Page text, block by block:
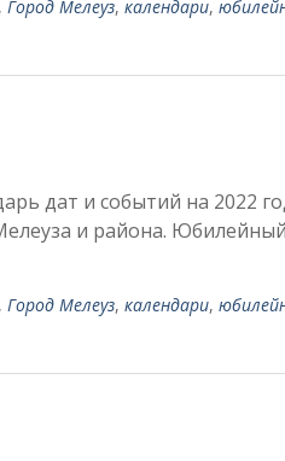
, Город Мелеуз, календари,
дат и событий на 2022
и района. Юбилейный
, Город Мелеуз, календари,